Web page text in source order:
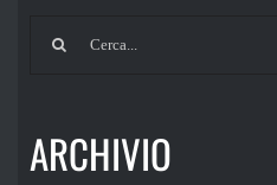
Cerca
ARCHIVIO